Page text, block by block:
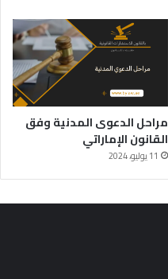
مراحل الدعوى المدنية وفق
القانون الإماراتي
11 يوليو، 2024